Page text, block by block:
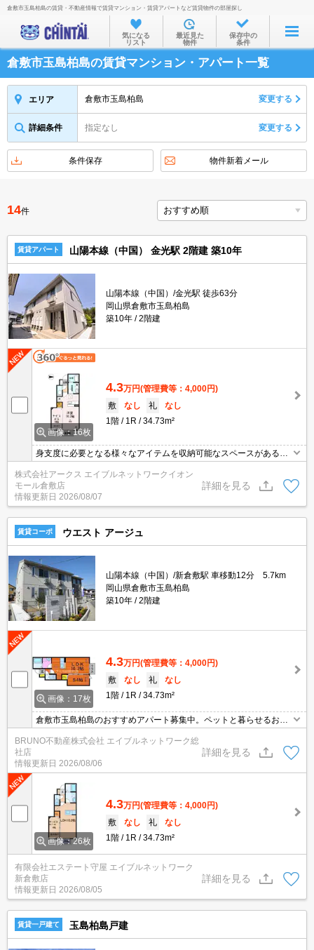
お部屋を探す
沿線・駅から
住所から
物件特集から
不動産会社から
TOP
倉敷市玉島柏島の賃貸・不動産情報で賃貸マンション・賃貸アパートなど賃貸物件の部屋探し
気になる
リスト
最近見た
物件
保存中の
条件
倉敷市玉島柏島の賃貸マンション・アパート一覧
エリア 倉敷市玉島柏島 変更する
詳細条件 指定なし 変更する
条件保存 物件新着メール
14件
賃貸アパート 山陽本線（中国） 金光駅 2階建 築10年
山陽本線（中国）/金光駅 徒歩63分
岡山県倉敷市玉島柏島
築10年
2階建
画像：16枚
4.3万円(管理費等：4,000円)
敷
なし 礼
なし
1階
1R 34.73m²
身支度に必要となる様々なアイテムを収納可能なスペースがある独
ど豊富なので、広々と空間を利用することも可能です。来客時には
TVインターホンを使用して訪問者の顔を確認することがきるので安
心感があります。好評のBS対応物件となっており、初期工事なども
必要ありません。
株式会社アークス エイブルネットワークイオン
モール倉敷店
情報更新日 2026/08/07
詳細を見る
賃貸コーポ ウエスト アージュ
山陽本線（中国）/新倉敷駅 車移動12分 5.7km
岡山県倉敷市玉島柏島
築10年
2階建
画像：17枚
4.3万円(管理費等：4,000円)
敷
なし 礼
なし
1階
1R 34.73m²
倉敷市玉島柏島のおすすめアパート募集中。ペットと暮らせるお部
き、お気軽にお問い合わせください。
BRUNO不動産株式会社 エイブルネットワーク総
社店
情報更新日 2026/08/06
詳細を見る
画像：26枚
4.3万円(管理費等：4,000円)
敷
なし 礼
なし
1階
1R 34.73m²
有限会社エステート守屋 エイブルネットワーク
新倉敷店
情報更新日 2026/08/05
詳細を見る
賃貸一戸建て 玉島柏島戸建